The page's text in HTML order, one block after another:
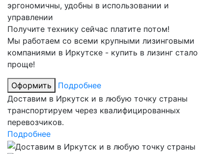
эргономичны, удобны в использовании и
управлении
Получите технику сейчас платите потом!
Мы работаем со всеми крупными лизинговыми
компаниями в Иркутске - купить в лизинг стало
проще!
Оформить
Подробнее
Доставим в Иркутск и в любую точку страны
транспортируем через квалифицированных
перевозчиков.
Подробнее